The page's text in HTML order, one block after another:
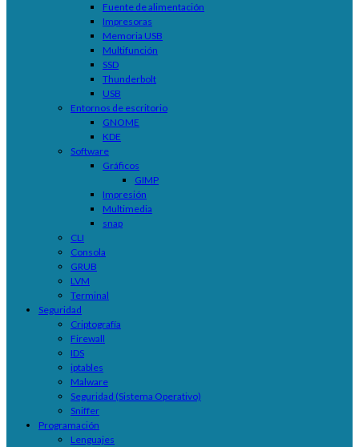
Fuente de alimentación
Impresoras
Memoria USB
Multifunción
SSD
Thunderbolt
USB
Entornos de escritorio
GNOME
KDE
Software
Gráficos
GIMP
Impresión
Multimedia
snap
CLI
Consola
GRUB
LVM
Terminal
Seguridad
Criptografía
Firewall
IDS
iptables
Malware
Seguridad (Sistema Operativo)
Sniffer
Programación
Lenguajes